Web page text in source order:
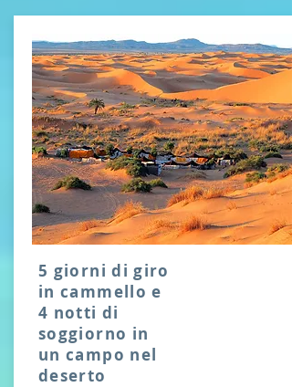
5 giorni di giro
in cammello e
4 notti di
soggiorno in
un campo nel
deserto